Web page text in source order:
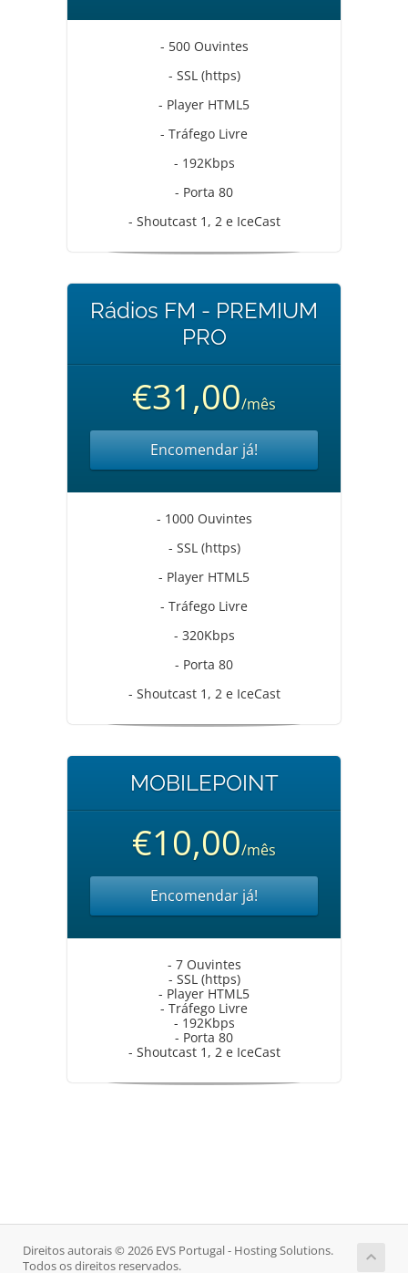
- 500 Ouvintes
- SSL (https)
- Player HTML5
- Tráfego Livre
- 192Kbps
- Porta 80
- Shoutcast 1, 2 e IceCast
Rádios FM - PREMIUM
PRO
€31,00/mês
Encomendar já!
- 1000 Ouvintes
- SSL (https)
- Player HTML5
- Tráfego Livre
- 320Kbps
- Porta 80
- Shoutcast 1, 2 e IceCast
MOBILEPOINT
€10,00/mês
Encomendar já!
- 7 Ouvintes
- SSL (https)
- Player HTML5
- Tráfego Livre
- 192Kbps
- Porta 80
- Shoutcast 1, 2 e IceCast
Direitos autorais © 2026 EVS Portugal - Hosting Solutions.
Todos os direitos reservados.